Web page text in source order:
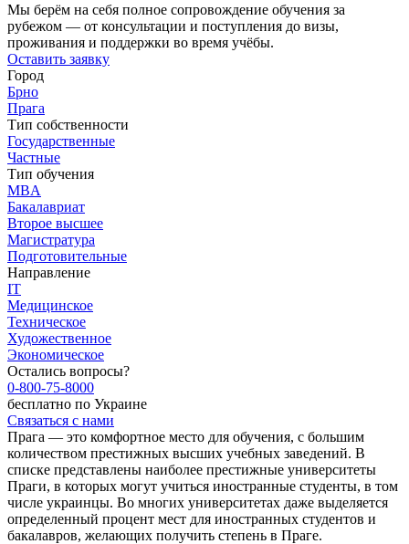
Мы берём на себя полное сопровождение обучения за
рубежом — от консультации и поступления до визы,
проживания и поддержки во время учёбы.
Оставить заявку
Город
Брно
Прага
Тип собственности
Государственные
Частные
Тип обучения
MBA
Бакалавриат
Второе высшее
Магистратура
Подготовительные
Направление
IT
Медицинское
Техническое
Художественное
Экономическое
Остались вопросы?
0-800-75-8000
бесплатно по Украине
Связаться с нами
Прага — это комфортное место для обучения, с большим
количеством престижных высших учебных заведений. В
списке представлены наиболее престижные университеты
Праги, в которых могут учиться иностранные студенты, в том
числе украинцы. Во многих университетах даже выделяется
определенный процент мест для иностранных студентов и
бакалавров, желающих получить степень в Праге.